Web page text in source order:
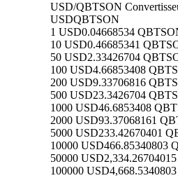
USD/QBTSON
USDQBTSON
1 USD0.04668534
10 USD0.46685341
50 USD2.33426704
100 USD4.66853408
200 USD9.33706816
500 USD23.3426704
1000 USD46.6853408
2000 USD93.37068161
5000 USD233.42670401
10000 USD466.85340803
50000 USD
100000 USD